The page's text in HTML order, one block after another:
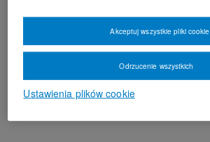
Ustawienia plików cookie
Odrzucenie wszystkich
Akceptuj wszystkie pliki cookie